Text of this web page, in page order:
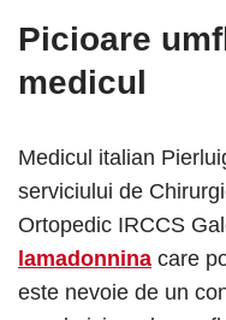
Picioare
medicul
Medicul italian
serviciului de
Ortopedic IRCCS
lamadonnina care
este nevoie de un